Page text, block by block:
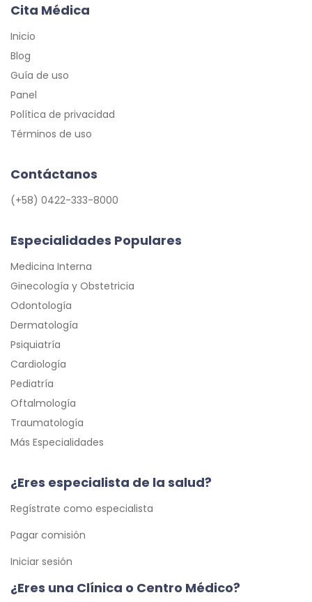
Cita Médica
Inicio
Blog
Guía de uso
Panel
Política de privacidad
Términos de uso
Contáctanos
(+58) 0422-333-8000
Especialidades Populares
Medicina Interna
Ginecología y Obstetricia
Odontología
Dermatología
Psiquiatría
Cardiología
Pediatría
Oftalmología
Traumatología
Más Especialidades
¿Eres especialista de la salud?
Regístrate como especialista
Pagar comisión
Iniciar sesión
¿Eres una Clínica o Centro Médico?